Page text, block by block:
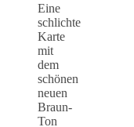
Eine
schlichte
Karte
mit
dem
schönen
neuen
Braun-
Ton